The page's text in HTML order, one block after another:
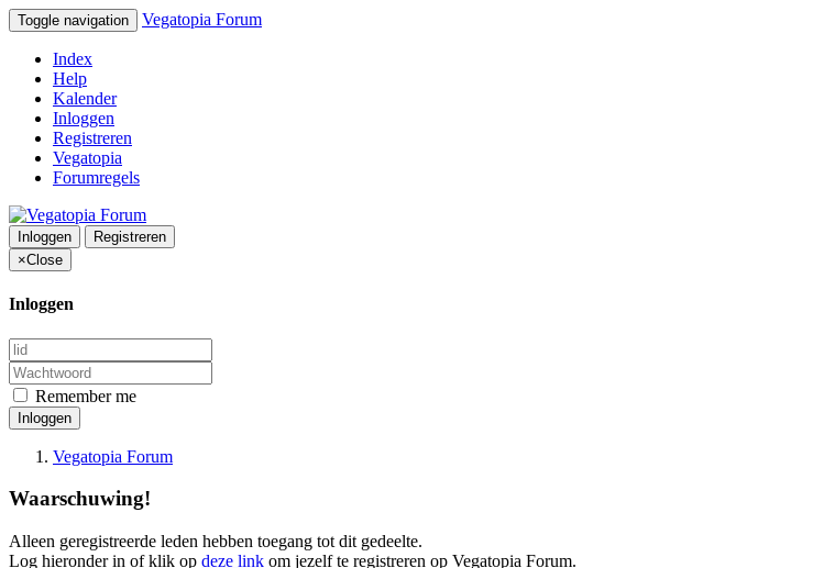
Toggle navigation Vegatopia Forum
Index
Help
Kalender
Inloggen
Registreren
Vegatopia
Forumregels
Inloggen
Registreren
×Close
Inloggen
Remember me
Inloggen
Vegatopia Forum
Waarschuwing!
Alleen geregistreerde leden hebben toegang tot dit gedeelte.
Log hieronder in of klik op deze link om jezelf te registreren op Vegatopia Forum.